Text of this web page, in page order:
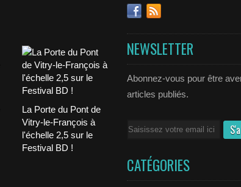
La Porte du Pont de
Vitry-le-François à
l'échelle 2,5 sur le
Festival BD !
NEWSLETTER
Abonnez-vous pour être
articles publiés.
Email
CATÉGORIES